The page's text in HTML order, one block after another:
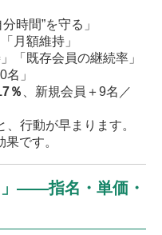
時間”を守る」
月額維持」
「既存会員の継続率」
」
％
、新規会員＋9名／
、行動が早まります。
です。
——指名・単価・